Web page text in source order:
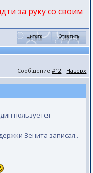
за руку со своим
Сообщение#12 | Наверх
пользуется
Зенита записал..